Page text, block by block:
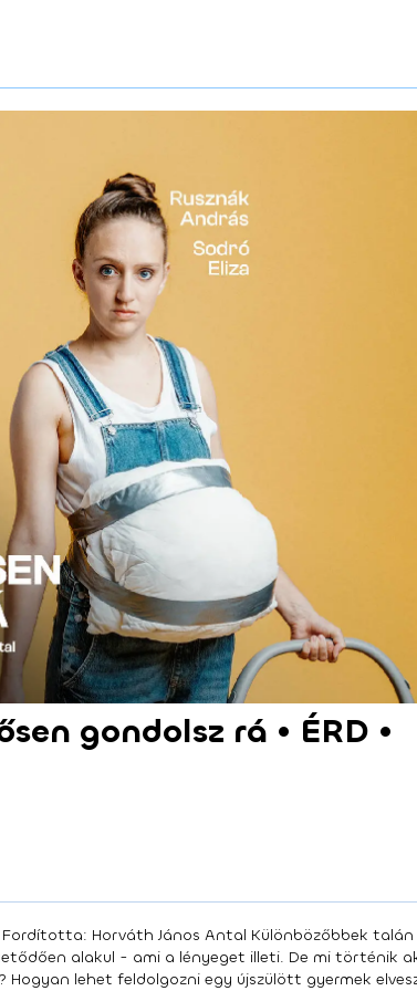
gondolsz rá • ÉRD •
Horváth János Antal Különbözőbbek talán
alakul - ami a lényeget illeti. De mi történik
lehet feldolgozni egy újszülött gyermek